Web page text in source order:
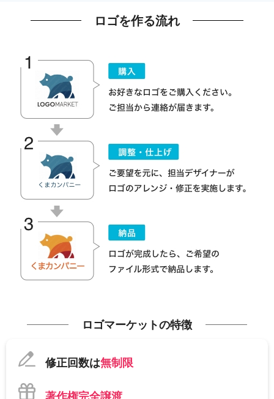
ロゴを作る流れ
ロゴマーケットの特徴
修正回数は無制限
著作権完全譲渡